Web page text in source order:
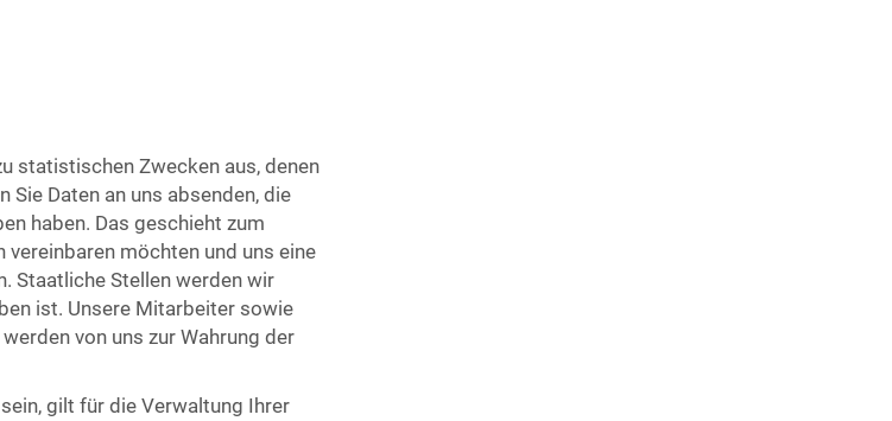
statistischen Zwecken aus, denen
Sie Daten an uns absenden, die
haben. Das geschieht zum
möchten und uns eine
Staatliche Stellen werden wir
ist. Unsere Mitarbeiter sowie
von uns zur Wahrung der
gilt für die Verwaltung Ihrer